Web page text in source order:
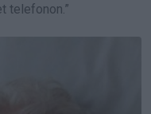
telefonon.”